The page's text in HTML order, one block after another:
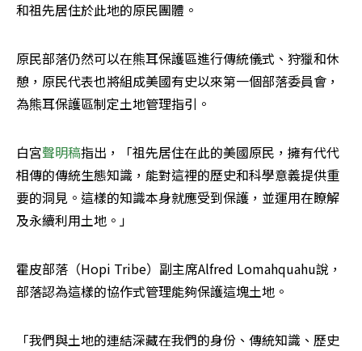
和祖先居住於此地的原民團體。
原民部落仍然可以在熊耳保護區進行傳統儀式、狩獵和休
憩，原民代表也將組成美國有史以來第一個部落委員會，
為熊耳保護區制定土地管理指引。
白宮聲明稿指出，「祖先居住在此的美國原民，擁有代代
相傳的傳統生態知識，能對這裡的歷史和科學意義提供重
要的洞見。這樣的知識本身就應受到保護，並運用在瞭解
及永續利用土地。」
霍皮部落（Hopi Tribe）副主席Alfred Lomahquahu說，
部落認為這樣的協作式管理能夠保護這塊土地。
「我們與土地的連結深藏在我們的身份、傳統知識、歷史